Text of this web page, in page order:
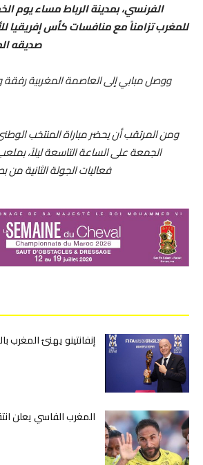
الفرنسي، بمدينة الرباط مساء يوم
للمغرب تزامناً مع منافسات كأس إفريقيا
صديقه
ووصل مبابي إلى العاصمة المغربية
ومن المرتقب أن يحضر مباراة المنتخب
الجمعة على الساعة التاسعة ليلاً،
فعاليات الجولة الثانية
إنفانتينو يهنئ المغرب
المغرب الفاسي يعلن